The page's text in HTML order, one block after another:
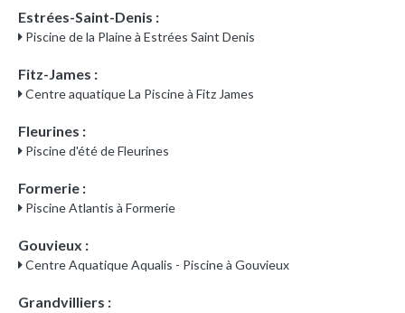
Estrées-Saint-Denis :
Piscine de la Plaine à Estrées Saint Denis
Fitz-James :
Centre aquatique La Piscine à Fitz James
Fleurines :
Piscine d'été de Fleurines
Formerie :
Piscine Atlantis à Formerie
Gouvieux :
Centre Aquatique Aqualis - Piscine à Gouvieux
Grandvilliers :